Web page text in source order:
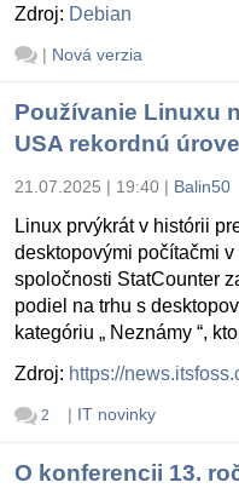
Zdroj: Debian
| Nová verzia
Používanie Linuxu
USA rekordnú
21.07.2025 | 19:40 | Balin50
Linux prvýkrát v histórii
desktopovými počítačmi
spoločnosti StatCounter
podiel na trhu s
kategóriu „ Neznámy “,
Zdroj: https://
2 | IT novinky
O konferencii 13.